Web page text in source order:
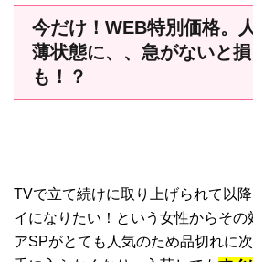
今だけ！WEB特別価格。
薄状態に、、急がないと
も！？
TVで立て続けに取り上げられて以
イになりたい！という女性からそ
アSPがとても人気のため品切れに